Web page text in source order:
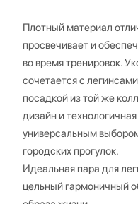
Плотный материал
просвечивает и
во время тренировок.
сочетается с
посадкой из той же
дизайн и
универсальным
городских прогулок.
Идеальная пара для
цельный гармоничный